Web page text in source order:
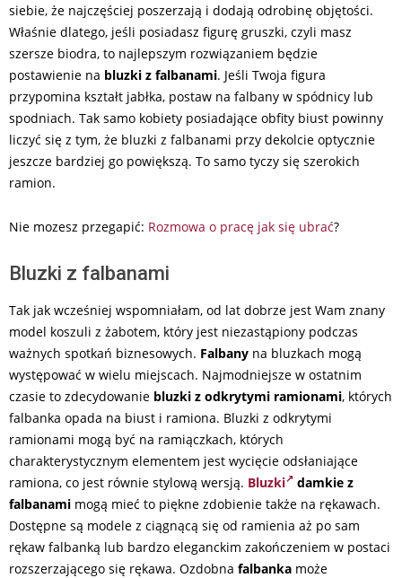
siebie, że najczęściej poszerzają i dodają odrobinę objętości.
Właśnie dlatego, jeśli posiadasz figurę gruszki, czyli masz
szersze biodra, to najlepszym rozwiązaniem będzie
postawienie na bluzki z falbanami. Jeśli Twoja figura
przypomina kształt jabłka, postaw na falbany w spódnicy lub
spodniach. Tak samo kobiety posiadające obfity biust powinny
liczyć się z tym, że bluzki z falbanami przy dekolcie optycznie
jeszcze bardziej go powiększą. To samo tyczy się szerokich
ramion.
Nie mozesz przegapić: Rozmowa o pracę jak się ubrać?
Bluzki z falbanami
Tak jak wcześniej wspomniałam, od lat dobrze jest Wam znany
model koszuli z żabotem, który jest niezastąpiony podczas
ważnych spotkań biznesowych. Falbany na bluzkach mogą
występować w wielu miejscach. Najmodniejsze w ostatnim
czasie to zdecydowanie bluzki z odkrytymi ramionami, których
falbanka opada na biust i ramiona. Bluzki z odkrytymi
ramionami mogą być na ramiączkach, których
charakterystycznym elementem jest wycięcie odsłaniające
ramiona, co jest równie stylową wersją. Bluzki
damkie z
falbanami mogą mieć to piękne zdobienie także na rękawach.
Dostępne są modele z ciągnącą się od ramienia aż po sam
rękaw falbanką lub bardzo eleganckim zakończeniem w postaci
rozszerzającego się rękawa. Ozdobna falbanka może